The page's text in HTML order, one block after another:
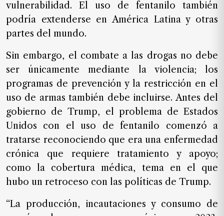
vulnerabilidad. El uso de fentanilo también
podría extenderse en América Latina y otras
partes del mundo.
Sin embargo, el combate a las drogas no debe
ser únicamente mediante la violencia; los
programas de prevención y la restricción en el
uso de armas también debe incluirse. Antes del
gobierno de Trump, el problema de Estados
Unidos con el uso de fentanilo comenzó a
tratarse reconociendo que era una enfermedad
crónica que requiere tratamiento y apoyo;
como la cobertura médica, tema en el que
hubo un retroceso con las políticas de Trump.
“La producción, incautaciones y consumo de